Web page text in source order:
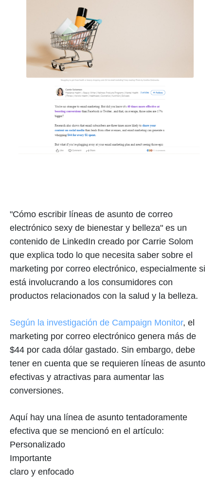
"Cómo escribir líneas de asunto de correo
electrónico sexy de bienestar y belleza" es un
contenido de LinkedIn creado por Carrie Solom
que explica todo lo que necesita saber sobre el
marketing por correo electrónico, especialmente si
está involucrando a los consumidores con
productos relacionados con la salud y la belleza.
Según la investigación de Campaign Monitor, el
marketing por correo electrónico genera más de
$44 por cada dólar gastado. Sin embargo, debe
tener en cuenta que se requieren líneas de asunto
efectivas y atractivas para aumentar las
conversiones.
Aquí hay una línea de asunto tentadoramente
efectiva que se mencionó en el artículo:
Personalizado
Importante
claro y enfocado